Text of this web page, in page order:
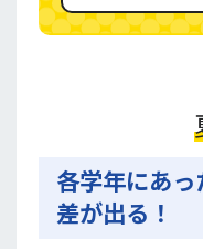
各学年にあ
差が出る！